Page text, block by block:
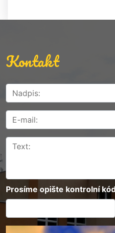
Kontakt
Prosíme opište kontrolní